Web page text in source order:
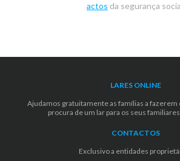
actos da segurança
LARES ONLINE
Ajudamos gratuitamente as famílias a fazerem
procura de um lar para os seus
CONTACTOS
Exclusivo a entidades